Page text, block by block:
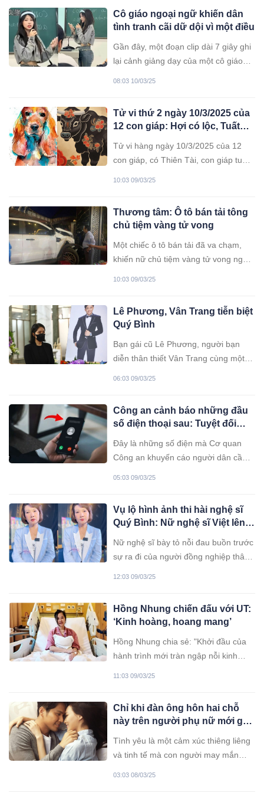
Cô giáo ngoại ngữ khiến dân
tình tranh cãi dữ dội vì một điều
Gần đây, một đoạn clip dài 7 giây ghi
lại cảnh giảng dạy của một cô giáo
08:03 10/03/25
Tử vi thứ 2 ngày 10/3/2025 của
12 con giáp: Hợi có lộc, Tuất
Tử vi hàng ngày 10/3/2025 của 12
con giáp, có Thiên Tài, con giáp tuổi
thời thu lợi nhuận lớn từ những hợp
đồng giá trị.
10:03 09/03/25
Thương tâm: Ô tô bán tải tông
chủ tiệm vàng tử vong
Một chiếc ô tô bán tải đã va chạm,
khiến nữ chủ tiệm vàng tử vong ngay
10:03 09/03/25
Lê Phương, Vân Trang tiễn biệt
Quý Bình
Bạn gái cũ Lê Phương, người bạn
diễn thân thiết Vân Trang cùng một
06:03 09/03/25
Công an cảnh báo những đầu
số điện thoại sau: Tuyệt đối
tránh bị lừa đảo
Đây là những số điện mà Cơ quan
Công an khuyến cáo người dân cần
05:03 09/03/25
Vụ lộ hình ảnh thi hài nghệ sĩ
Quý Bình: Nữ nghệ sĩ Việt lên
Nữ nghệ sĩ bày tỏ nỗi đau buồn trước
sự ra đi của người đồng nghiệp thân
12:03 09/03/25
Hồng Nhung chiến đấu với UT:
‘Kinh hoàng, hoang mang’
Hồng Nhung chia sẻ: "Khởi đầu của
hành trình mới tràn ngập nỗi kinh
sự sống."
11:03 09/03/25
Chỉ khi đàn ông hôn hai chỗ
này trên người phụ nữ mới gọi
Tình yêu là một cảm xúc thiêng liêng
và tinh tế mà con người may mắn
03:03 08/03/25